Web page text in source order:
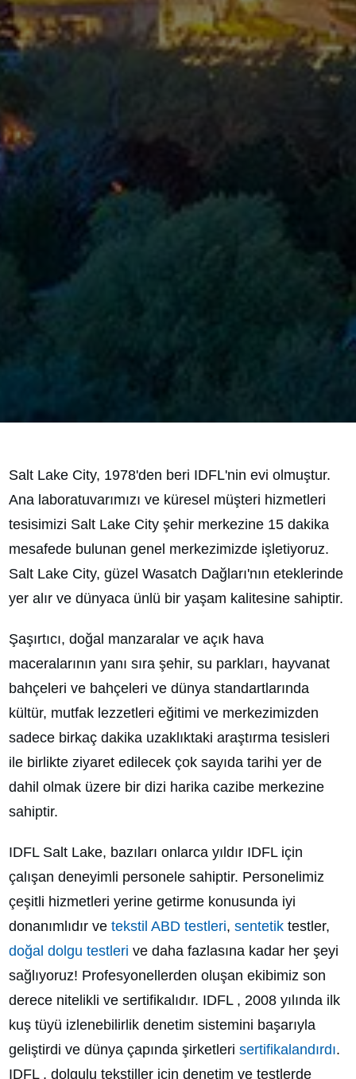
Salt Lake City, 1978'den beri IDFL'nin evi olmuştur.
Ana laboratuvarımızı ve küresel müşteri hizmetleri
tesisimizi Salt Lake City şehir merkezine 15 dakika
mesafede bulunan genel merkezimizde işletiyoruz.
Salt Lake City, güzel Wasatch Dağları'nın eteklerinde
yer alır ve dünyaca ünlü bir yaşam kalitesine sahiptir.
Şaşırtıcı, doğal manzaralar ve açık hava
maceralarının yanı sıra şehir, su parkları, hayvanat
bahçeleri ve bahçeleri ve dünya standartlarında
kültür, mutfak lezzetleri eğitimi ve merkezimizden
sadece birkaç dakika uzaklıktaki araştırma tesisleri
ile birlikte ziyaret edilecek çok sayıda tarihi yer de
dahil olmak üzere bir dizi harika cazibe merkezine
sahiptir.
IDFL Salt Lake, bazıları onlarca yıldır IDFL için
çalışan deneyimli personele sahiptir. Personelimiz
çeşitli hizmetleri yerine getirme konusunda iyi
donanımlıdır ve tekstil ABD testleri, sentetik testler,
doğal dolgu testleri ve daha fazlasına kadar her şeyi
sağlıyoruz! Profesyonellerden oluşan ekibimiz son
derece nitelikli ve sertifikalıdır. IDFL , 2008 yılında ilk
kuş tüyü izlenebilirlik denetim sistemini başarıyla
geliştirdi ve dünya çapında şirketleri sertifikalandırdı.
IDFL , dolgulu tekstiller için denetim ve testlerde